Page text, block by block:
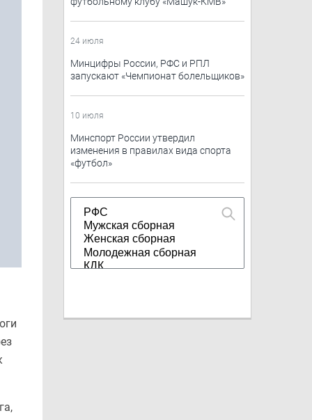
24 июля
Минцифры России, РФС и РПЛ
запускают «Чемпионат болельщиков»
10 июля
Минспорт России утвердил
изменения в правилах вида спорта
«футбол»